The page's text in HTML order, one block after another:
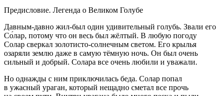
Предисловие. Легенда о Великом Голубе
Давным-давно жил-был один удивительный голубь. Звали его
Со́лар, потому что он весь был жёлтый. В любую погоду
Солар сверкал золотисто-солнечным светом. Его крылья
озаряли землю даже в самую тёмную ночь. Он был очень
сильный и добрый. Солара все очень любили и уважали.
Но однажды с ним приключилась беда. Солар попал
в ужасный ураган, который нещадно сметал все прочь